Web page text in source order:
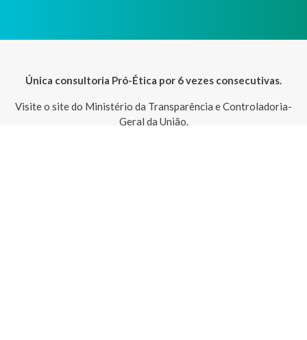
Única consultoria Pró-Ética por 6 vezes consecutivas.
Visite o site do Ministério da Transparência e Controladoria-
Geral da União.